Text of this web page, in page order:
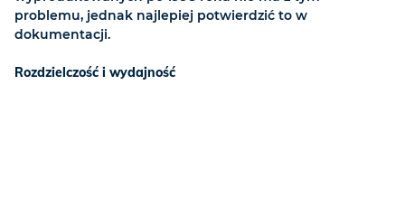
problemu, jednak najlepiej potwierdzić to w
dokumentacji.
Rozdzielczość i wydajność